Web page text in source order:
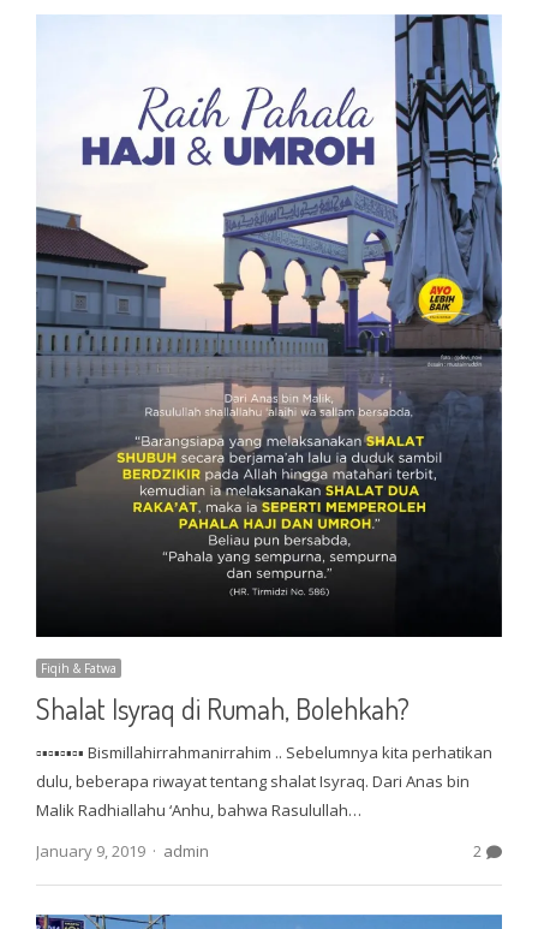
Fiqih & Fatwa
Shalat Isyraq di Rumah, Bolehkah?
▫▪▫▪▫▪▫▪ Bismillahirrahmanirrahim .. Sebelumnya kita perhatikan
dulu, beberapa riwayat tentang shalat Isyraq. Dari Anas bin
Malik Radhiallahu ‘Anhu, bahwa Rasulullah…
January 9, 2019
Author
admin 2